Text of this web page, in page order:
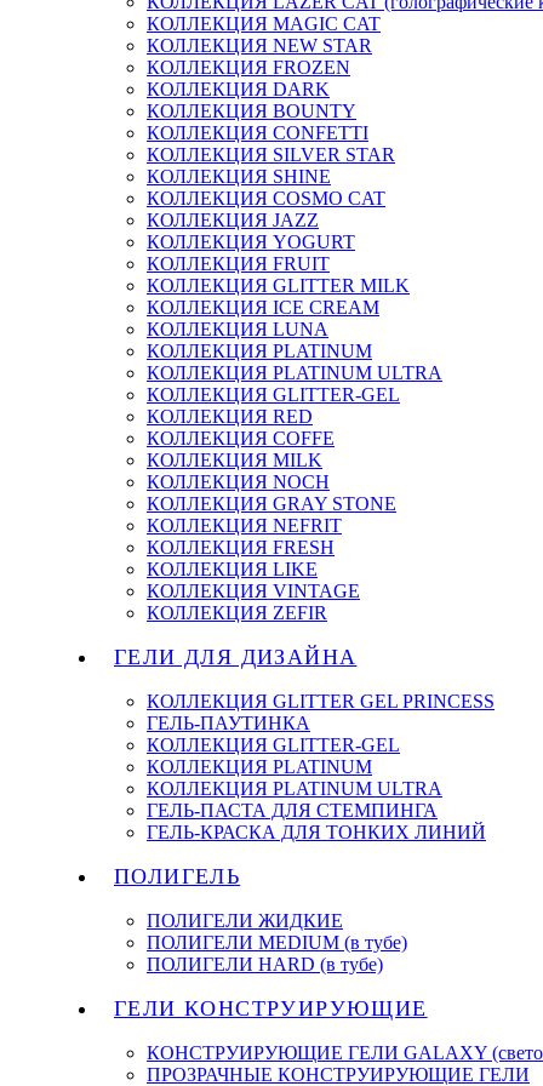
КОЛЛЕКЦИЯ MAGIC CAT
КОЛЛЕКЦИЯ NEW STAR
КОЛЛЕКЦИЯ FROZEN
КОЛЛЕКЦИЯ DARK
КОЛЛЕКЦИЯ BOUNTY
КОЛЛЕКЦИЯ CONFETTI
КОЛЛЕКЦИЯ SILVER STAR
КОЛЛЕКЦИЯ SHINE
КОЛЛЕКЦИЯ COSMO CAT
КОЛЛЕКЦИЯ JAZZ
КОЛЛЕКЦИЯ YOGURT
КОЛЛЕКЦИЯ FRUIT
КОЛЛЕКЦИЯ GLITTER MILK
КОЛЛЕКЦИЯ ICE CREAM
КОЛЛЕКЦИЯ LUNA
КОЛЛЕКЦИЯ PLATINUM
КОЛЛЕКЦИЯ PLATINUM ULTRA
КОЛЛЕКЦИЯ GLITTER-GEL
КОЛЛЕКЦИЯ RED
КОЛЛЕКЦИЯ COFFE
КОЛЛЕКЦИЯ MILK
КОЛЛЕКЦИЯ NOCH
КОЛЛЕКЦИЯ GRAY STONE
КОЛЛЕКЦИЯ NEFRIT
КОЛЛЕКЦИЯ FRESH
КОЛЛЕКЦИЯ LIKE
КОЛЛЕКЦИЯ VINTAGE
КОЛЛЕКЦИЯ ZEFIR
ГЕЛИ ДЛЯ ДИЗАЙНА
КОЛЛЕКЦИЯ GLITTER GEL PRINCESS
ГЕЛЬ-ПАУТИНКА
КОЛЛЕКЦИЯ GLITTER-GEL
КОЛЛЕКЦИЯ PLATINUM
КОЛЛЕКЦИЯ PLATINUM ULTRA
ГЕЛЬ-ПАСТА ДЛЯ СТЕМПИНГА
ГЕЛЬ-КРАСКА ДЛЯ ТОНКИХ ЛИНИЙ
ПОЛИГЕЛЬ
ПОЛИГЕЛИ ЖИДКИЕ
ПОЛИГЕЛИ MEDIUM (в тубе)
ПОЛИГЕЛИ HARD (в тубе)
ГЕЛИ КОНСТРУИРУЮЩИЕ
КОНСТРУИРУЮЩИЕ ГЕЛИ GALAXY
ПРОЗРАЧНЫЕ КОНСТРУИРУЮЩИЕ ГЕЛИ